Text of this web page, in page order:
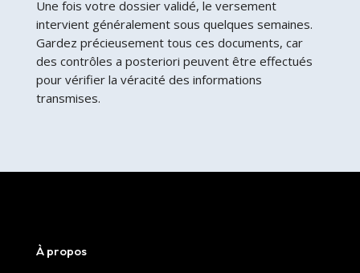
Une fois votre dossier validé, le versement
intervient généralement sous quelques semaines.
Gardez précieusement tous ces documents, car
des contrôles a posteriori peuvent être effectués
pour vérifier la véracité des informations
transmises.
À propos